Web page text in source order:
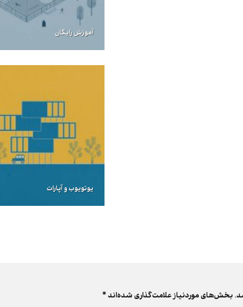
آموزش رایگان
یوتویوب و آپارات
بخش‌های موردنیاز علامت‌گذاری شده‌اند*